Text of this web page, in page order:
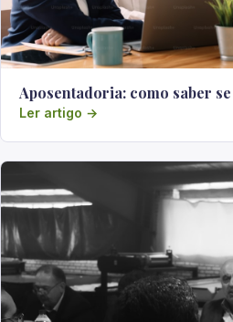
Aposentadoria: como saber
Ler artigo →